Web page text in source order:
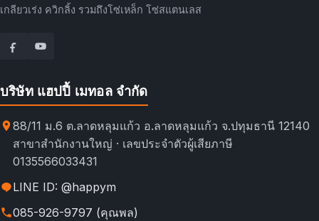
เกลียวเร่ง ควิกลิ้ง รวมถึงโซ่เหล็ก โซ่สแตนเลส
บริษัท แฮปปี้ เมทอล จำกัด
88/11 ม.6 ต.ลาดหลุมแก้ว อ.ลาดหลุมแก้ว จ.ปทุมธานี 12140
สาขาสำนักงานใหญ่ · เลขประจำตัวผู้เสียภาษี
0135566033431
LINE ID: @happym
085-926-9797 (คุณพล)